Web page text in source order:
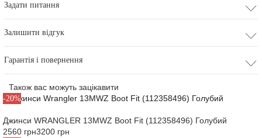
Задати питання
Залишити відгук
Гарантія і повернення
Також вас можуть зацікавити
-20%
Джинси WRANGLER 13MWZ Boot Fit (112358496) Голубий
2560 грн3200 грн